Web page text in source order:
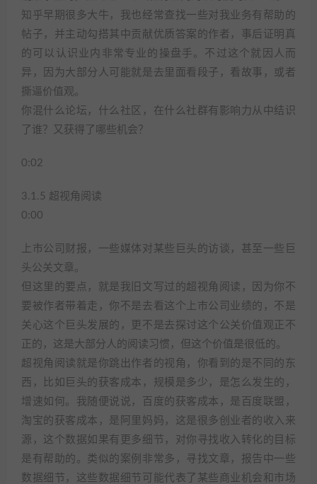
知乎早期很多大牛，我也经常查找一些对我业务有帮助的
帖子，并主动勾搭其中贡献优质答案的作者，事后证明真
的可以认识业内非常专业的操盘手。不过这个就因人而
异，因为大部分人可能就是去里面看段子，看故事，或者
撕逼价值观。
你混什么论坛，什么社区，在什么社群有影响力从中结识
了谁？又获得了哪些机会？
0:02
3.1.5 超视角阅读
0:00
上市公司财报，一些媒体对某些巨头的访谈，甚至一些巨
头公关文章。
但这里的要点，就是我旧文写过的超视角阅读，因为你不
要被作者带着走，你不是去看这个上市公司业绩的，不是
关心这个巨头发展的，更不是去探讨这个公关价值观正不
正的，这是大部分人的阅读习惯，但这个价值是很低的。
超视角阅读就是你跳出作者的视角，你看到的是不同的东
西，比如巨头的获客成本，规模是多少，是怎么发生的，
增速如何。我随便说说，百度的获客成本，是百度联盟，
淘宝的获客成本，是阿里妈妈，这是很多创业者的收入来
源，这个数据如果有更多细节，对你寻找收入转化的目标
是有帮助的。类似的案例非常多，寻找文章，报告中一些
数据细节，这些数据细节可能代表了某些商业机会和市场